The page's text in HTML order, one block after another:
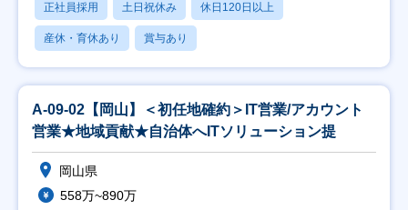
正社員採用 土日祝休み 休日120日以上
産休・育休あり 賞与あり
A-09-02【岡山】＜初任地確約＞IT営業/アカウント
営業★地域貢献★自治体へITソリューション提
岡山県
558万~890万